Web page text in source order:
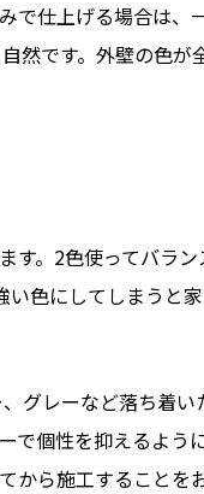
仕上げる場合は、
然です。外壁の色
。2色使ってバラ
色にしてしまうと
レーなど落ち着い
個性を抑えるよう
ら施工することを